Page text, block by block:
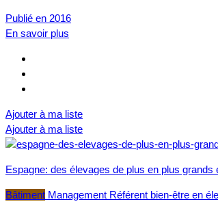
Publié en 2016
En savoir plus
Ajouter à ma liste
Ajouter à ma liste
Espagne: des élevages de plus en plus grands
Bâtiment Management Référent bien-être en